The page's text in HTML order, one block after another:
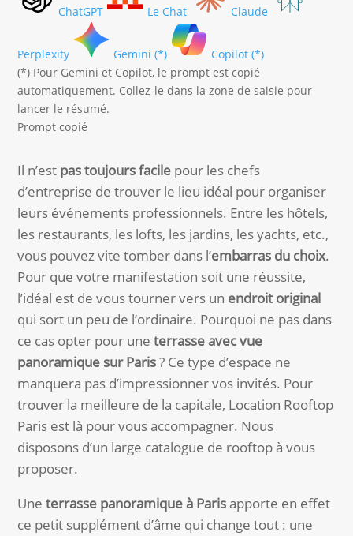
ChatGPT Le Chat Claude
Perplexity Gemini (*)
Copilot (*)
(*) Pour Gemini et Copilot, le prompt est copié
automatiquement. Collez-le dans la zone de saisie pour
lancer le résumé.
Prompt copié
Il n’est pas toujours facile pour les chefs
d’entreprise de trouver le lieu idéal pour organiser
leurs événements professionnels. Entre les hôtels,
les restaurants, les lofts, les jardins, les yachts, etc.,
vous pouvez vite tomber dans l’embarras du choix.
Pour que votre manifestation soit une réussite,
l’idéal est de vous tourner vers un endroit original
qui sort un peu de l’ordinaire. Pourquoi ne pas dans
ce cas opter pour uneterrasse avec vue
panoramique sur Paris? Ce type d’espace ne
manquera pas d’impressionner vos invités. Pour
trouver la meilleure de la capitale, Location Rooftop
Paris est là pour vous accompagner. Nous
disposons d’un large catalogue de rooftop à vous
proposer.
Uneterrasse panoramique à Parisapporte en effet
ce petit supplément d’âme qui change tout : une